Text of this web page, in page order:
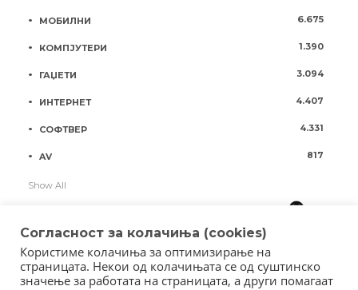
МОБИЛНИ 6.675
КОМПЈУТЕРИ 1.390
ГАЏЕТИ 3.094
ИНТЕРНЕТ 4.407
СОФТВЕР 4.331
AV 817
Show All
Согласност за колачиња (cookies)
Користиме колачиња за оптимизирање на
страницата. Некои од колачињата се од суштинско
значење за работата на страницата, а други помагаат